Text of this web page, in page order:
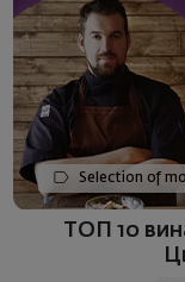
Selection of
ТОП 10